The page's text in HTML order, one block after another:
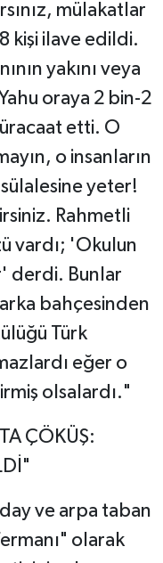
mülakatlar
kişi ilave edildi.
yakını veya
oraya 2 bin-2
etti. O
o insanların
yeter!
Rahmetli
vardı; 'Okulun
derdi. Bunlar
bahçesinden
Türk
eğer o
olsalardı."
ÇÖKÜŞ:
ve arpa taban
olarak